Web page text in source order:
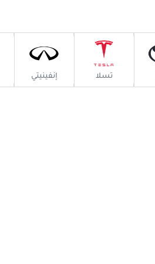
بي أم دبليو 850
بدءا من
تسلا إنفينيتي